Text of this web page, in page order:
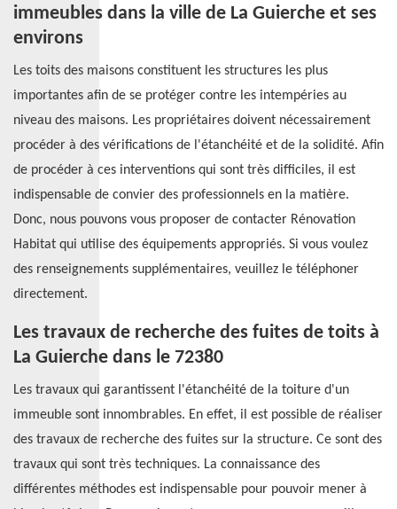
immeubles dans la ville de La Guierche et ses
environs
Les toits des maisons constituent les structures les plus
importantes afin de se protéger contre les intempéries au
niveau des maisons. Les propriétaires doivent nécessairement
procéder à des vérifications de l'étanchéité et de la solidité. Afin
de procéder à ces interventions qui sont très difficiles, il est
indispensable de convier des professionnels en la matière.
Donc, nous pouvons vous proposer de contacter Rénovation
Habitat qui utilise des équipements appropriés. Si vous voulez
des renseignements supplémentaires, veuillez le téléphoner
directement.
Les travaux de recherche des fuites de toits à
La Guierche dans le 72380
Les travaux qui garantissent l'étanchéité de la toiture d'un
immeuble sont innombrables. En effet, il est possible de réaliser
des travaux de recherche des fuites sur la structure. Ce sont des
travaux qui sont très techniques. La connaissance des
différentes méthodes est indispensable pour pouvoir mener à